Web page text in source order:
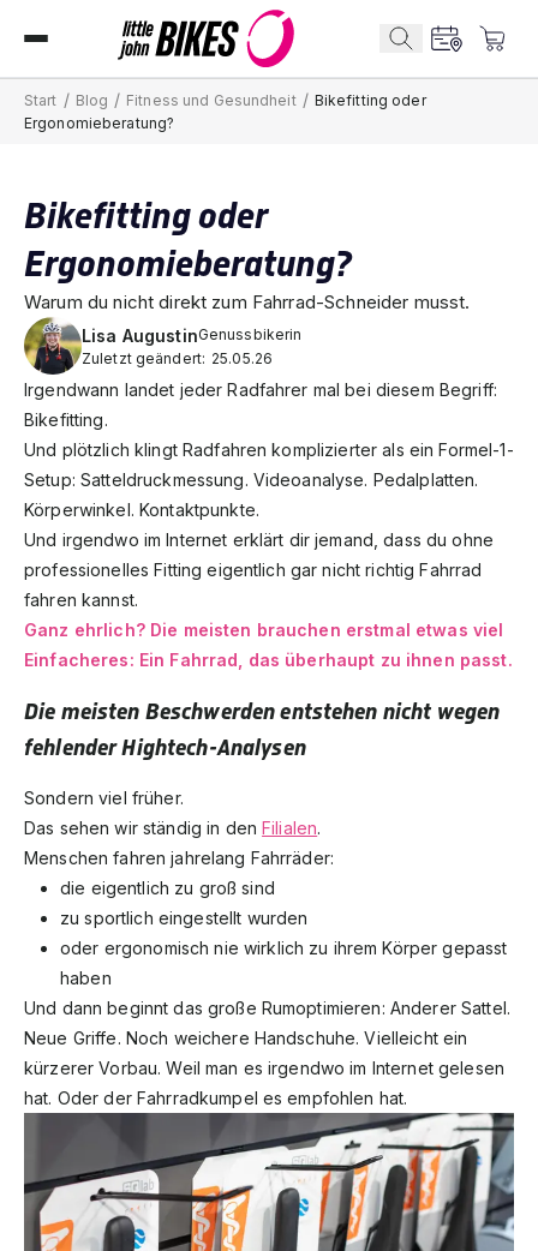
Start / Blog / Fitness und Gesundheit / Bikefitting oder
Ergonomieberatung?
Bikefitting oder
Ergonomieberatung?
Warum du nicht direkt zum Fahrrad-Schneider musst.
Lisa AugustinGenussbikerin
Zuletzt geändert: 25.05.26
Irgendwann landet jeder Radfahrer mal bei diesem Begriff:
Bikefitting.
Und plötzlich klingt Radfahren komplizierter als ein Formel-1-
Setup: Satteldruckmessung. Videoanalyse. Pedalplatten.
Körperwinkel. Kontaktpunkte.
Und irgendwo im Internet erklärt dir jemand, dass du ohne
professionelles Fitting eigentlich gar nicht richtig Fahrrad
fahren kannst.
Ganz ehrlich? Die meisten brauchen erstmal etwas viel
Einfacheres: Ein Fahrrad, das überhaupt zu ihnen passt.
Die meisten Beschwerden entstehen nicht wegen
fehlender Hightech-Analysen
Sondern viel früher.
Das sehen wir ständig in denFilialen.
Menschen fahren jahrelang Fahrräder:
die eigentlich zu groß sind
zu sportlich eingestellt wurden
oder ergonomisch nie wirklich zu ihrem Körper gepasst
haben
Und dann beginnt das große Rumoptimieren: Anderer Sattel.
Neue Griffe. Noch weichere Handschuhe. Vielleicht ein
kürzerer Vorbau. Weil man es irgendwo im Internet gelesen
hat. Oder der Fahrradkumpel es empfohlen hat.